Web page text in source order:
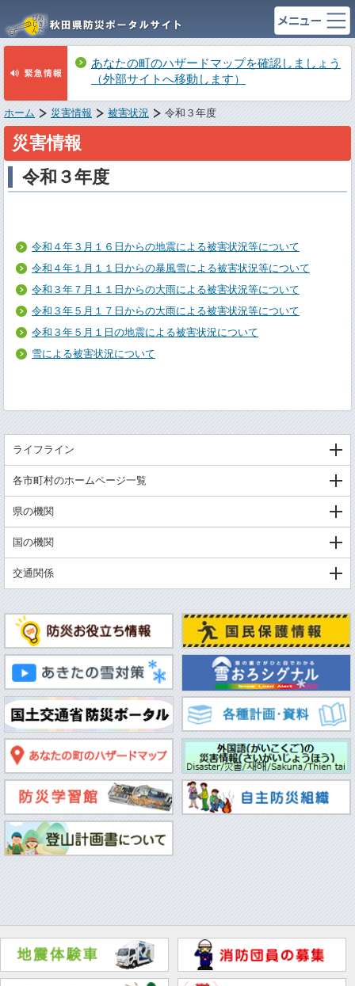
あなたの町のハザードマップを確認しましょう
（外部サイトへ移動します）
ホーム 災害情報 被害状況 令和３年度
災害情報
令和３年度
令和４年３月１６日からの地震による被害状況等について
令和４年１月１１日からの暴風雪による被害状況等について
令和３年７月１１日からの大雨による被害状況等について
令和３年５月１７日からの大雨による被害状況等について
令和３年５月１日の地震による被害状況について
雪による被害状況について
ライフライン
各市町村のホームページ一覧
県の機関
国の機関
交通関係